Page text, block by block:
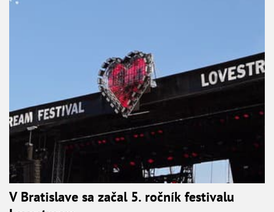
V Bratislave sa začal 5. ročník festivalu